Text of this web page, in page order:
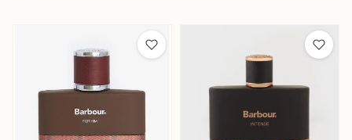
Szín
Ár